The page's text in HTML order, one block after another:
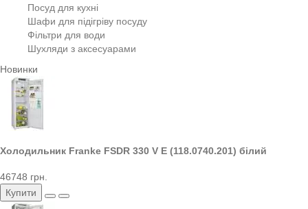
Посуд для кухні
Шафи для підігріву посуду
Фільтри для води
Шухляди з аксесуарами
Новинки
Холодильник Franke FSDR 330 V E (118.0740.201) білий
46748 грн.
Купити